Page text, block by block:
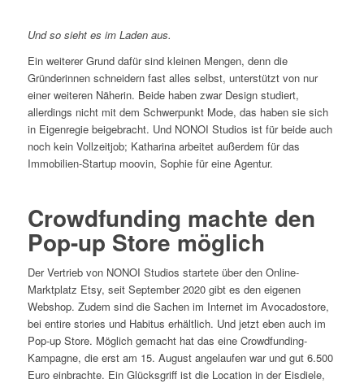
Und so sieht es im Laden aus.
Ein weiterer Grund dafür sind kleinen Mengen, denn die
Gründerinnen schneidern fast alles selbst, unterstützt von nur
einer weiteren Näherin. Beide haben zwar Design studiert,
allerdings nicht mit dem Schwerpunkt Mode, das haben sie sich
in Eigenregie beigebracht. Und NONOI Studios ist für beide auch
noch kein Vollzeitjob; Katharina arbeitet außerdem für das
Immobilien-Startup moovin, Sophie für eine Agentur.
Crowdfunding machte den
Pop-up Store möglich
Der Vertrieb von NONOI Studios startete über den Online-
Marktplatz Etsy, seit September 2020 gibt es den eigenen
Webshop. Zudem sind die Sachen im Internet im Avocadostore,
bei entire stories und Habitus erhältlich. Und jetzt eben auch im
Pop-up Store. Möglich gemacht hat das eine Crowdfunding-
Kampagne, die erst am 15. August angelaufen war und gut 6.500
Euro einbrachte. Ein Glücksgriff ist die Location in der Eisdiele,